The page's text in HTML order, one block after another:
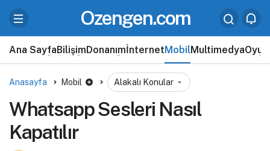
Ozengen.com
Ana SayfaBilişimDonanımİnternetMobilMultimedyaOyun
Anasayfa Mobil Alakalı Konular
Whatsapp Sesleri Nasıl
Kapatılır